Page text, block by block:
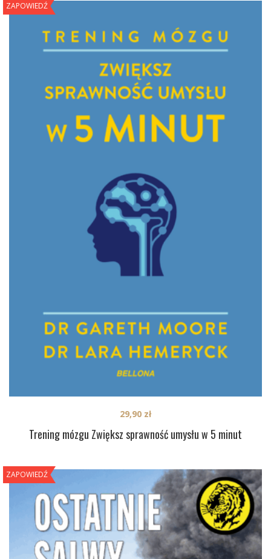
ZAPOWIEDŹ
Trening mózgu Zwiększ sprawność umysłu w 5 minut
29,90 zł
ZAPOWIEDŹ